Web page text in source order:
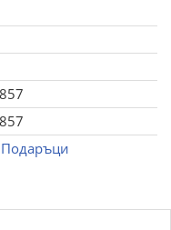
Подаръци